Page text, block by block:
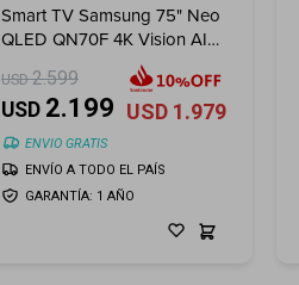
Smart TV Samsung 75" Neo
QLED QN70F 4K Vision AI
USD 2.599
USD 2.199 USD 1.979
ENVIO GRATIS
GARANTÍA: 1 AÑO
ENVÍO A TODO EL PAÍS